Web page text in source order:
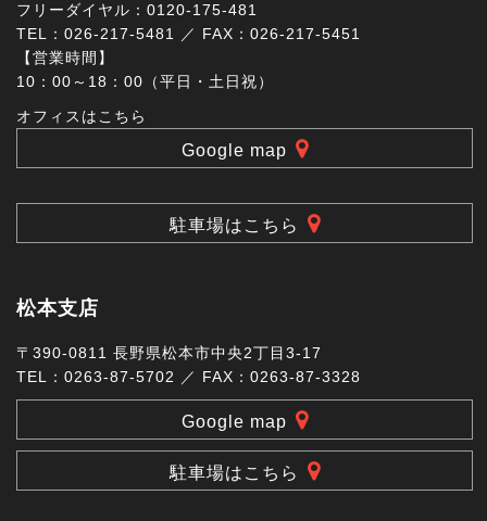
フリーダイヤル：0120-175-481
TEL：026-217-5481 ／ FAX：026-217-5451
【営業時間】
10：00～18：00（平日・土日祝）
オフィスはこちら
Google map
駐車場はこちら
松本支店
〒390-0811 長野県松本市中央2丁目3-17
TEL：0263-87-5702 ／ FAX：0263-87-3328
Google map
駐車場はこちら